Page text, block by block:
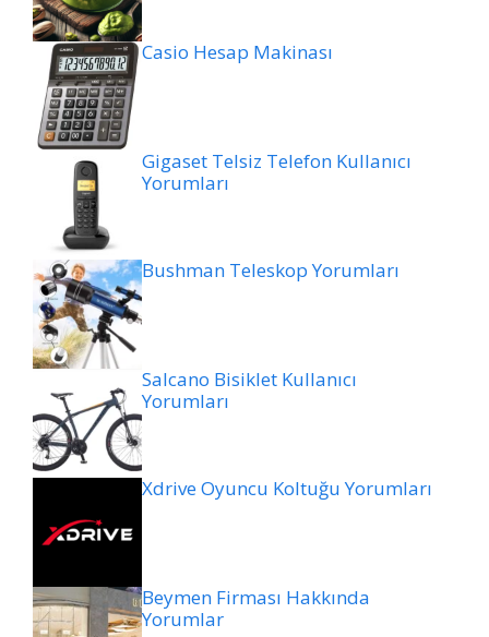
Casio Hesap Makinası
Gigaset Telsiz Telefon Kullanıcı
Yorumları
Bushman Teleskop Yorumları
Salcano Bisiklet Kullanıcı
Yorumları
Xdrive Oyuncu Koltuğu Yorumları
Beymen Firması Hakkında
Yorumlar